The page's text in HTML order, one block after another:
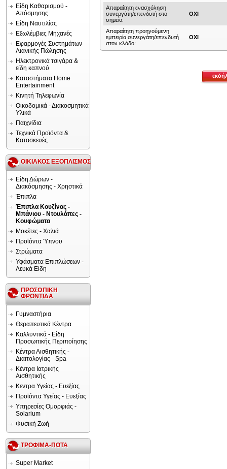
Είδη Καθαρισμού -
Απόσμησης
Είδη Ναυτιλίας
Εξωλέμβιες Μηχανές
Εφαρμογές Συστημάτων
Λιανικής Πώλησης
Ηλεκτρονικά τσιγάρα &
είδη καπνού
Καταστήματα Home
Entertainment
Κινητή Τηλεφωνία
Οικοδομικά - Διακοσμητικά
Υλικά
Παιχνίδια
Τεχνικά Προϊόντα &
Κατασκευές
ΟΙΚΙΑΚΟΣ ΕΞΟΠΛΙΣΜΟΣ
Είδη Δώρων -
Διακόσμησης - Χρηστικά
Έπιπλα
Έπιπλα Κουζίνας -
Μπάνιου - Ντουλάπες -
Κουφώματα
Μοκέτες - Χαλιά
Προϊόντα Ύπνου
Στρώματα
Υφάσματα Επιπλώσεων -
Λευκά Είδη
ΠΡΟΣΩΠΙΚΗ
ΦΡΟΝΤΙΔΑ
Γυμναστήρια
Θεραπευτικά Κέντρα
Καλλυντικά - Είδη
Προσωπικής Περιποίησης
Κέντρα Αισθητικής -
Διαιτολογίας - Spa
Κέντρα Ιατρικής
Αισθητικής
Κεντρα Υγείας - Ευεξίας
Προϊόντα Υγείας - Ευεξίας
Υπηρεσίες Ομορφιάς -
Solarium
Φυσική Ζωή
ΤΡΟΦΙΜΑ-ΠΟΤΑ
Super Market
Απαραίτητη ενασχόληση
συνεργάτη/επενδυτή στο
σημείο:
ΟΧΙ
Απαραίτητη προηγούμενη
εμπειρία συνεργάτη/επενδυτή
στον κλάδο:
ΟΧΙ